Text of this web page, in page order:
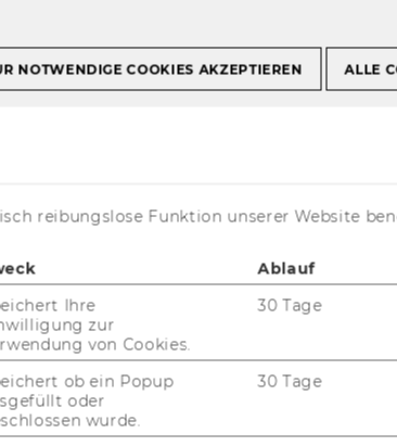
Englisch verfügbar.
NOTWENDIGE COOKIES AKZEPTIEREN ALLE
reibungslose Funktion unserer Website
Ablauf
Ihre
zur
von Cookies.
30 Tage
ob ein Popup
oder
wurde.
30 Tage